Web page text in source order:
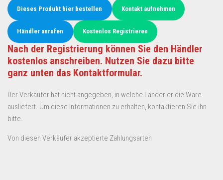
Dieses Produkt hier bestellen Kontakt aufnehmen
Händler anrufen Kostenlos Registrieren
Nach der Registrierung können Sie den Händler
kostenlos anschreiben. Nutzen Sie dazu bitte
ganz unten das Kontaktformular.
Der Verkäufer hat nicht angegeben, in welche Länder er die Ware
ausliefert. Um diese Informationen zu erhalten, kontaktieren Sie ihn
bitte.
Von diesen Verkäufer akzeptierte Zahlungsarten